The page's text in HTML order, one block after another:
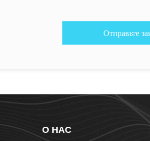
Отправьте
О НАС